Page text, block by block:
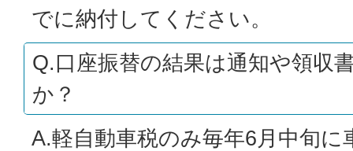
でに納付してください。
Q.口座振替の結果は通知や領収
か？
A.軽自動車税のみ毎年6月中旬に